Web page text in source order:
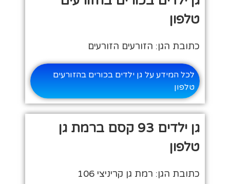
טלפון
כתובת הגן: הזורעים הזורעים
לכל המידע על גן ילדים בכורים בהזורעים
טלפון
גן ילדים 93 קסם ברמת גן
טלפון
כתובת הגן: רמת גן קריניצי 106